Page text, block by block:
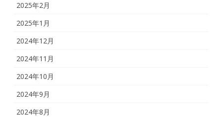
2025年2月
2025年1月
2024年12月
2024年11月
2024年10月
2024年9月
2024年8月